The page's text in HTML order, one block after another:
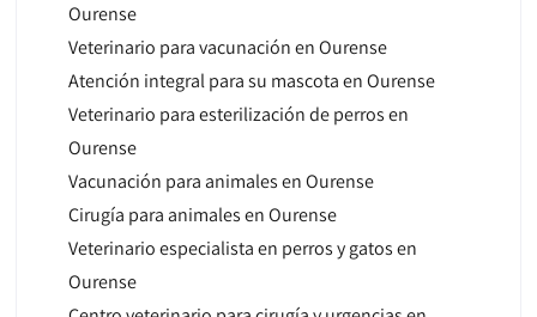
Ourense
Veterinario para vacunación en Ourense
Atención integral para su mascota en Ourense
Veterinario para esterilización de perros en
Ourense
Vacunación para animales en Ourense
Cirugía para animales en Ourense
Veterinario especialista en perros y gatos en
Ourense